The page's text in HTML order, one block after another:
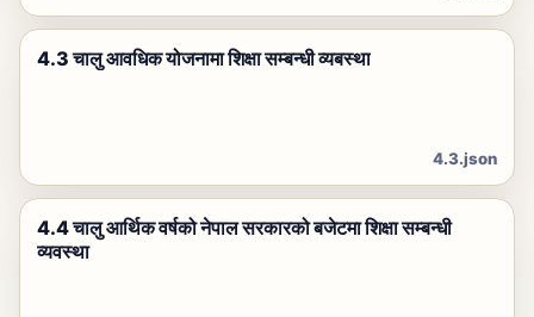
4.3 चालु आवधिक योजनामा शिक्षा सम्बन्धी व्यबस्था
4.3.json
4.4 चालु आर्थिक वर्षको नेपाल सरकारको बजेटमा शिक्षा सम्बन्धी
व्यवस्था